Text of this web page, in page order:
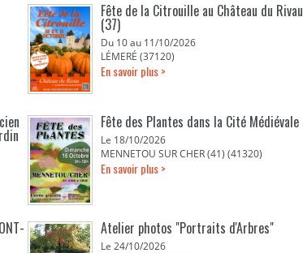
Fête de la Citrouille au Château du Rivau
(37)
Du 10 au 11/10/2026
LÉMERÉ (37120)
En savoir plus >
Fête des Plantes dans la Cité Médiévale
Le 18/10/2026
MENNETOU SUR CHER (41) (41320)
En savoir plus >
Atelier photos "Portraits d'Arbres"
Le 24/10/2026